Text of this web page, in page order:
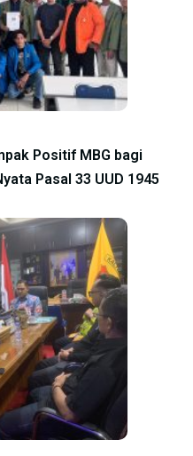
Positif MBG bagi
Pasal 33 UUD 1945